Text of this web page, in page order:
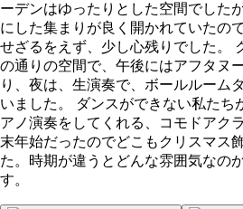
ーデンはゆったりとした空間でした
にした集まりが良く開かれていたの
せざるをえず、少し心残りでした。
の通りの空間で、午後にはアフタヌ
り、夜は、生演奏で、ボールルーム
いました。 ダンスができない私たち
アノ演奏をしてくれる、コモドアク
末年始だったのでどこもクリスマス
た。時期が違うとどんな雰囲気なの
す。